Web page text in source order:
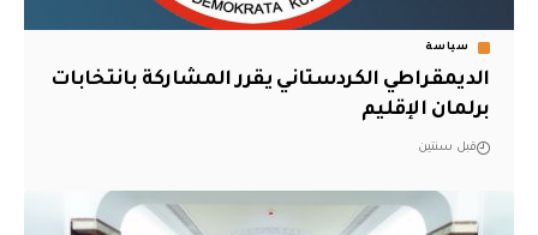
سياسة
الديمقراطي الكردستاني يقرر المشاركة بانتخابات
برلمان الإقليم
قبل سنتين